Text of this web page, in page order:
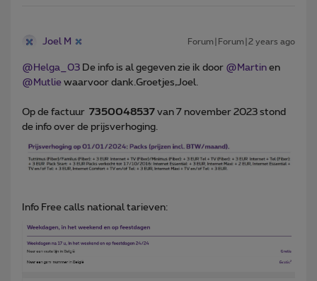
Joel M Forum|Forum|2 years ago
@Helga_03 De info is al gegeven zie ik door @Martin en
@Mutlie waarvoor dank.Groetjes,Joel.
Op de factuur 7350048537 van 7 november 2023 stond
de info over de prijsverhoging.
Info Free calls national tarieven: